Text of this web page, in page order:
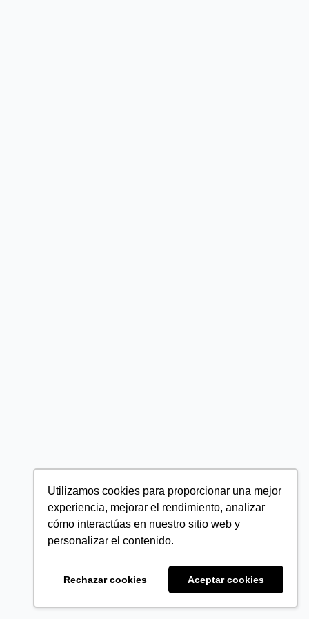
Utilizamos cookies para proporcionar una mejor
experiencia, mejorar el rendimiento, analizar
cómo interactúas en nuestro sitio web y
personalizar el contenido.
Rechazar cookies Aceptar cookies